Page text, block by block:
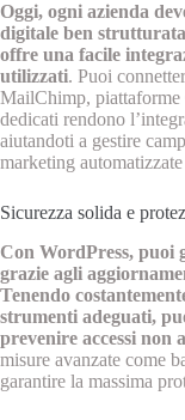
Oggi, ogni azienda
digitale ben
offre una facile
utilizzati. Puoi
MailChimp,
dedicati rendono
aiutandoti a gestire
marketing
Sicurezza solida e
Con WordPress, puoi
grazie agli
Tenendo
strumenti adeguati,
prevenire accessi non
misure avanzate come
garantire la massima